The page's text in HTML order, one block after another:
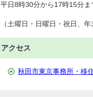
平日8時30分から17時15分ま
（土曜日・日曜日・祝日、年
アクセス
秋田市東京事務所・移